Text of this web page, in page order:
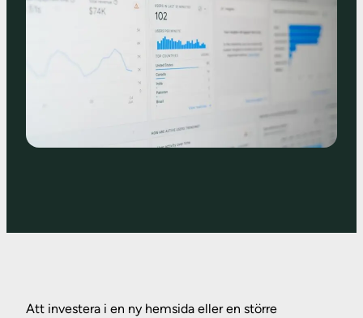
Att investera i en ny hemsida eller en större